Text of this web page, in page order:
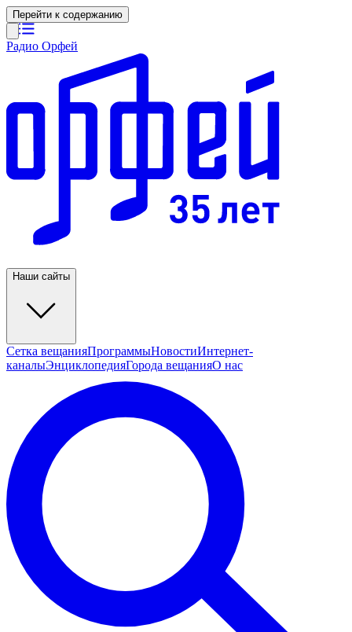
Перейти к содержанию
Радио Орфей
Наши сайты
Сетка вещанияПрограммыНовостиИнтернет-
каналыЭнциклопедияГорода вещанияО нас